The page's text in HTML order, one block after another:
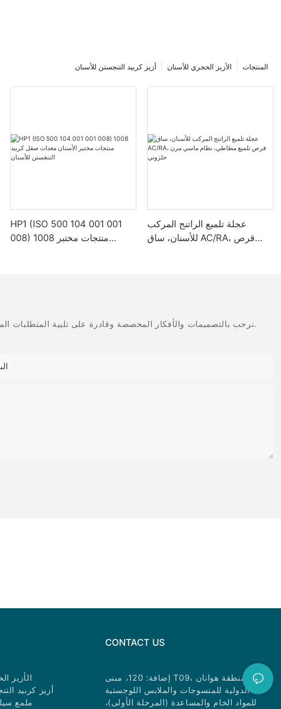
المنتجات الأزيز الحجري للأسنان أزيز كربيد التنجستن للأسنان
HP1 (ISO 500 104 001 001
008) 1008 منتجات مختبر
عجلة تلميع الراتنج المركب
للأسنان، ساق AC/RA، قرص
نرحب بالتصميمات والأفكار المخصصة وقادرة على تلبية المتطلبات المحددة. لمزيد من المعلومات، يرجى زيارة الموقع الإلكتروني أو الاتصال بنا مباشرة مع أسئلة أو استفسارات.
الأزيز
أزيز كربيد
ملمع
CONTACT US
إضافة: 120، مبنى T09، منطقة هوانان
الدولية للمنسوجات والملابس اللوجستية
للمواد الخام والمساعدة (المرحلة الأولى)،